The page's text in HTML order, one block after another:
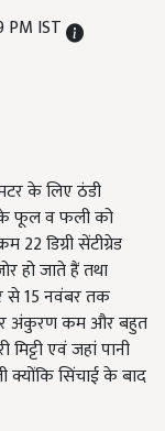
PM IST
के लिए ठंडी
फूल व फली को
डिग्री सेंटीग्रेड
हो जाते हैं तथा
से 15 नवंबर तक
अंकुरण कम और बहुत
एवं जहां पानी
क्योंकि सिंचाई के बाद